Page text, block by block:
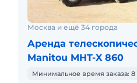
Москва и ещё 34 города
Аренда
Manitou MHT-X 860
Минимальное время заказа: 8